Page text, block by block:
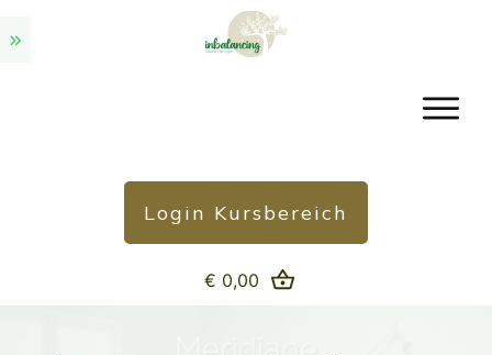
Login Kursbereich
€ 0,00